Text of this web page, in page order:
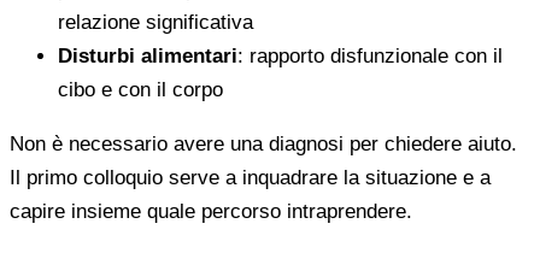
relazione significativa
Disturbi alimentari: rapporto disfunzionale con il
cibo e con il corpo
Non è necessario avere una diagnosi per chiedere aiuto.
Il primo colloquio serve a inquadrare la situazione e a
capire insieme quale percorso intraprendere.